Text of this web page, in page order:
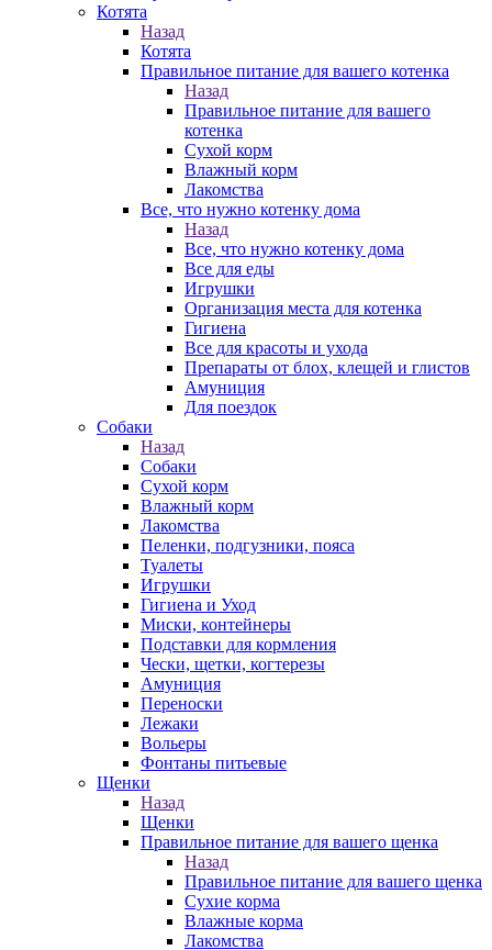
Котята
Назад
Котята
Правильное питание для вашего котенка
Назад
Правильное питание для вашего
котенка
Сухой корм
Влажный корм
Лакомства
Все, что нужно котенку дома
Назад
Все, что нужно котенку дома
Все для еды
Игрушки
Организация места для котенка
Гигиена
Все для красоты и ухода
Препараты от блох, клещей и глистов
Амуниция
Для поездок
Собаки
Назад
Собаки
Сухой корм
Влажный корм
Лакомства
Пеленки, подгузники, пояса
Туалеты
Игрушки
Гигиена и Уход
Миски, контейнеры
Подставки для кормления
Чески, щетки, когтерезы
Амуниция
Переноски
Лежаки
Вольеры
Фонтаны питьевые
Щенки
Назад
Щенки
Правильное питание для вашего щенка
Назад
Правильное питание для вашего щенка
Сухие корма
Влажные корма
Лакомства